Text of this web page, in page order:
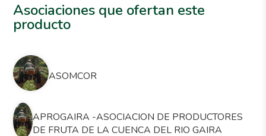
Asociaciones que ofertan este
producto
ASOMCOR
APROGAIRA -ASOCIACION DE PRODUCTORES
DE FRUTA DE LA CUENCA DEL RIO GAIRA